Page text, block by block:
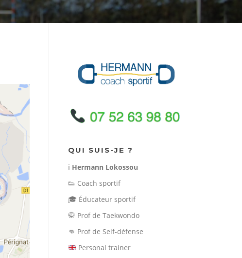
QUI SUIS-JE ?
ℹ️ Hermann Lokossou
👟 Coach sportif
🎓 Éducateur sportif
🥋 Prof de Taekwondo
👊 Prof de Self-défense
Personal trainer